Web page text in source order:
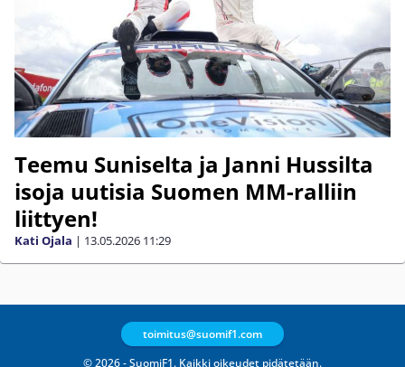
Teemu Suniselta ja Janni Hussilta
isoja uutisia Suomen MM-ralliin
liittyen!
Kati Ojala | 13.05.2026 11:29
© 2026 - SuomiF1. Kaikki oikeudet pidätetään.
toimitus@suomif1.com